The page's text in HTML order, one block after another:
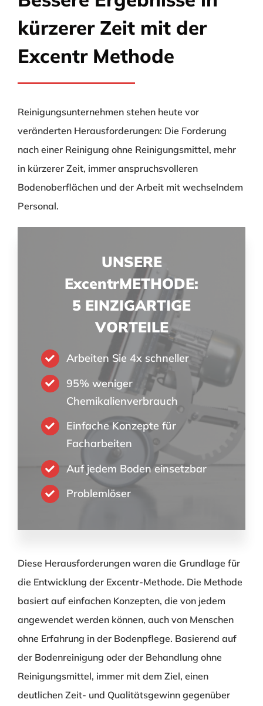
kürzerer Zeit mit der
Excentr Methode
Reinigungsunternehmen stehen heute vor
veränderten Herausforderungen: Die Forderung
nach einer Reinigung ohne Reinigungsmittel, mehr
in kürzerer Zeit, immer anspruchsvolleren
Bodenoberflächen und der Arbeit mit wechselndem
Personal.
UNSERE
ExcentrMETHODE:
5 EINZIGARTIGE
VORTEILE
Arbeiten Sie 4x schneller
95% weniger
Chemikalienverbrauch
Einfache Konzepte für
Facharbeiten
Auf jedem Boden einsetzbar
Problemlöser
Diese Herausforderungen waren die Grundlage für
die Entwicklung der Excentr-Methode. Die Methode
basiert auf einfachen Konzepten, die von jedem
angewendet werden können, auch von Menschen
ohne Erfahrung in der Bodenpflege. Basierend auf
der Bodenreinigung oder der Behandlung ohne
Reinigungsmittel, immer mit dem Ziel, einen
deutlichen Zeit- und Qualitätsgewinn gegenüber